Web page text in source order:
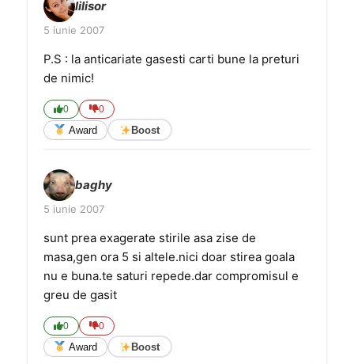
lilisor
5 iunie 2007
P.S : la anticariate gasesti carti bune la preturi
de nimic!
0 0
Award Boost
baghy
5 iunie 2007
sunt prea exagerate stirile asa zise de
masa,gen ora 5 si altele.nici doar stirea goala
nu e buna.te saturi repede.dar compromisul e
greu de gasit
0 0
Award Boost